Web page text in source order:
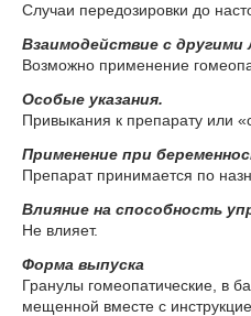
Слу­чаи пе­ре­до­зи­ров­ки до
Вза­и­мо­действие с
Воз­мож­но при­ме­не­ние
Осо­бые ука­за­ния.
При­вы­ка­ния к пре­па­ра­ту или
При­ме­не­ние при
Пре­па­рат при­ни­ма­ет­ся по
Вли­я­ние на спо­соб­ность
Не вли­я­ет.
Фор­ма вы­пус­ка
Гра­ну­лы го­мео­па­ти­че­ские, в
ме­щен­ной вме­сте с